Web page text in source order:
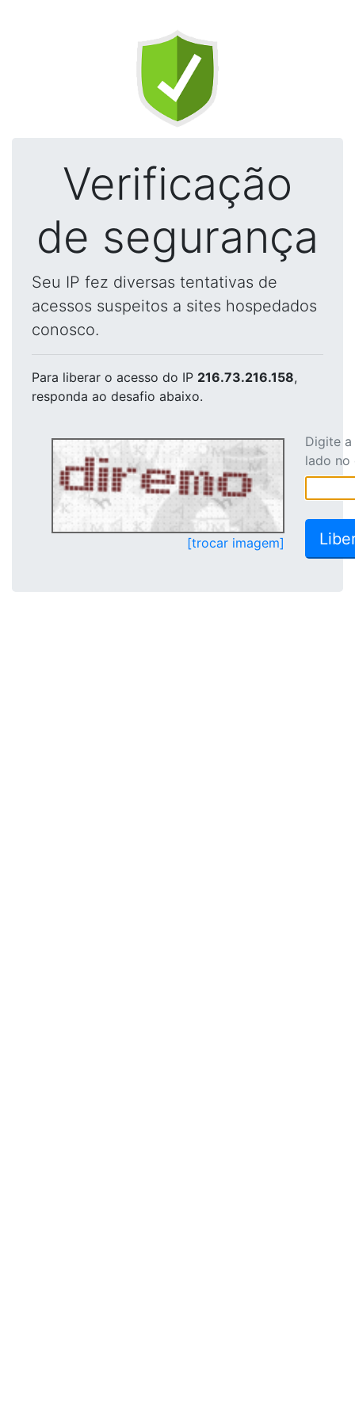
Verificação
de segurança
Seu IP fez diversas tentativas de
acessos suspeitos a sites hospedados
conosco.
Para liberar o acesso do IP 216.73.216.158,
responda ao desafio abaixo.
[trocar imagem]
Digite
lado no